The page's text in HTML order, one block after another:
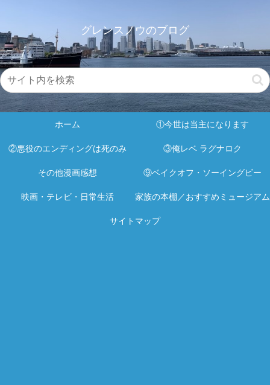
グレンスノウのブログ
ホーム ①今世は当主になります
②悪役のエンディングは死のみ ③俺レベ ラグナロク
その他漫画感想 ⑨ベイクオフ・ソーイングビー
映画・テレビ・日常生活 家族の本棚／おすすめミュージアム
サイトマップ